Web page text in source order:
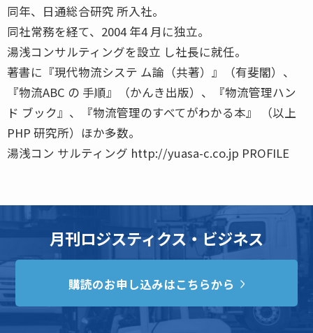
同年、日通総合研究 所入社。
同社常務を経て、2004 年4 月に独立。
湯浅コンサルティングを設立 し社長に就任。
著書に『現代物流システ ム論（共著）』（有斐閣）、
『物流ABC の 手順』（かんき出版）、『物流管理ハン
ド ブック』、『物流管理のすべてがわかる本』 （以上
PHP 研究所）ほか多数。
湯浅コン サルティング http://yuasa-c.co.jp PROFILE
月刊ロジスティクス・ビジネス
購読のお申し込みはこちらから